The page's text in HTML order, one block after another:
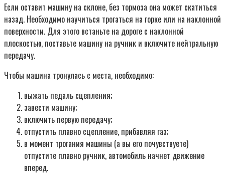
Если оставит машину на склоне, без тормоза она может скатиться
назад. Необходимо научиться трогаться на горке или на наклонной
поверхности. Для этого встаньте на дороге с наклонной
плоскостью, поставьте машину на ручник и включите нейтральную
передачу.
Чтобы машина тронулась с места, необходимо:
выжать педаль сцепления;
завести машину;
включить первую передачу;
отпустить плавно сцепление, прибавляя газ;
в момент трогания машины (а вы его почувствуете)
отпустите плавно ручник, автомобиль начнет движение
вперед.